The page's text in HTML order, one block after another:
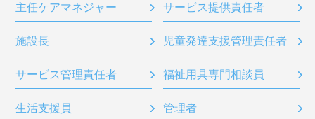
主任ケアマネジャー サービス提供責任者
施設長 児童発達支援管理責任者
サービス管理責任者 福祉用具専門相談員
生活支援員 管理者